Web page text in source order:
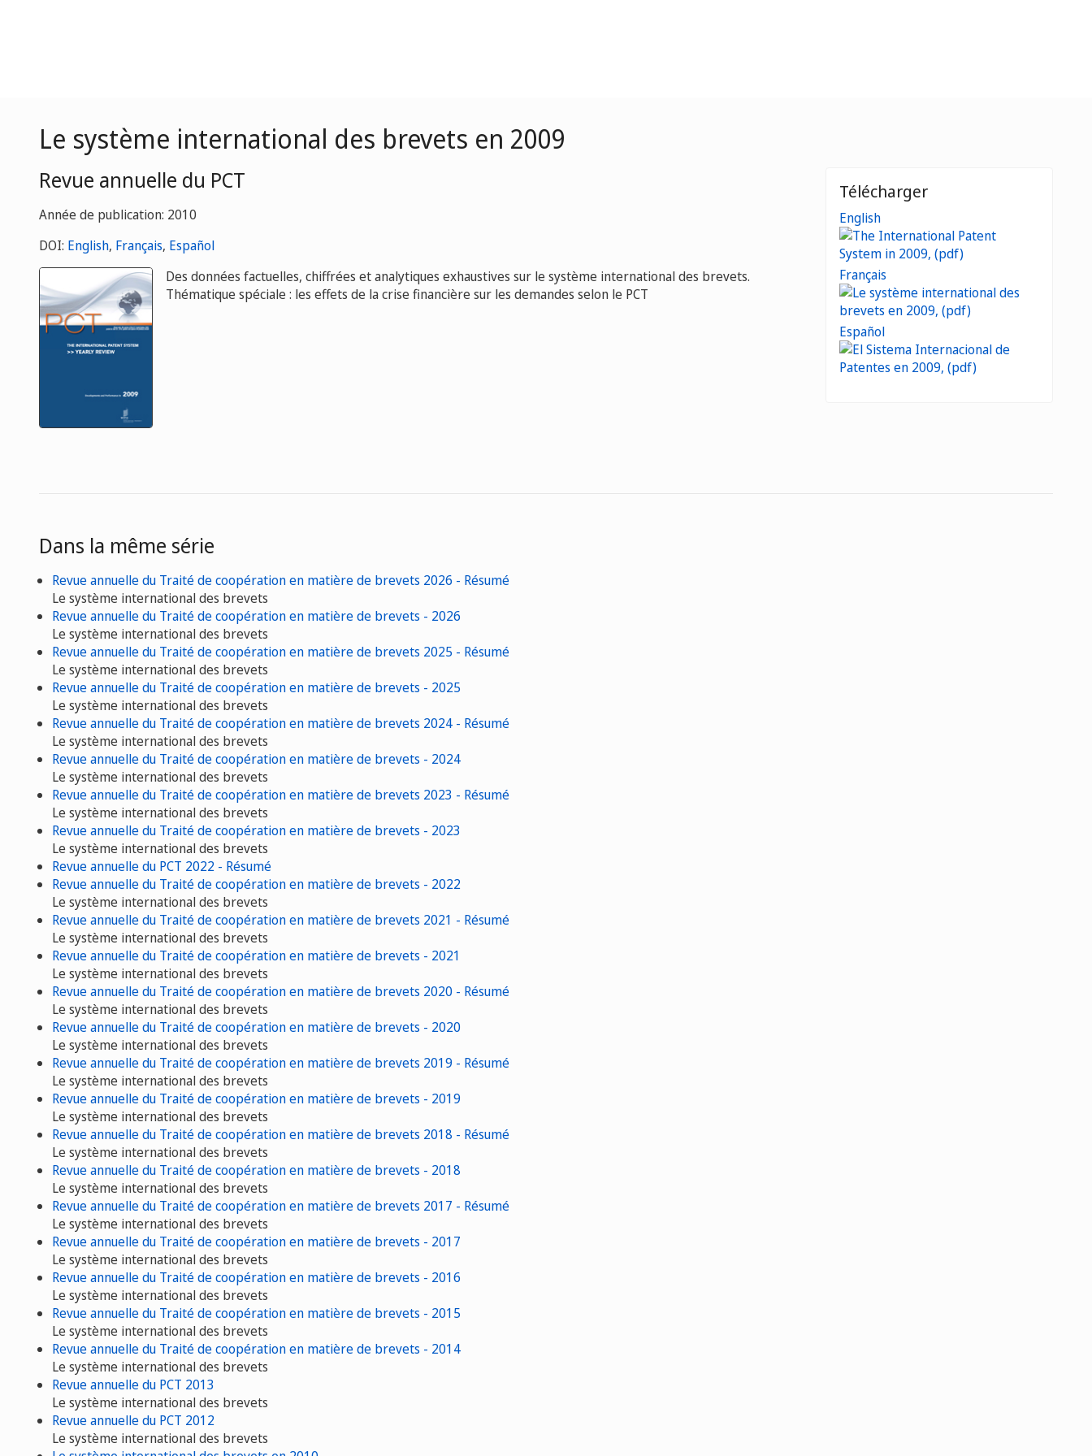
Le système international des brevets en 2009
Revue annuelle du PCT
Année de publication: 2010
DOI: English, Français, Español
Des données factuelles, chiffrées et analytiques exhaustives sur le système international des brevets.
Thématique spéciale : les effets de la crise financière sur les demandes selon le PCT
Télécharger
English
Français
Español
Dans la même série
Revue annuelle du Traité de coopération en matière de brevets 2026 - Résumé
Le système international des brevets
Revue annuelle du Traité de coopération en matière de brevets - 2026
Le système international des brevets
Revue annuelle du Traité de coopération en matière de brevets 2025 - Résumé
Le système international des brevets
Revue annuelle du Traité de coopération en matière de brevets - 2025
Le système international des brevets
Revue annuelle du Traité de coopération en matière de brevets 2024 - Résumé
Le système international des brevets
Revue annuelle du Traité de coopération en matière de brevets - 2024
Le système international des brevets
Revue annuelle du Traité de coopération en matière de brevets 2023 - Résumé
Le système international des brevets
Revue annuelle du Traité de coopération en matière de brevets - 2023
Le système international des brevets
Revue annuelle du PCT 2022 - Résumé
Revue annuelle du Traité de coopération en matière de brevets - 2022
Le système international des brevets
Revue annuelle du Traité de coopération en matière de brevets 2021 - Résumé
Le système international des brevets
Revue annuelle du Traité de coopération en matière de brevets - 2021
Le système international des brevets
Revue annuelle du Traité de coopération en matière de brevets 2020 - Résumé
Le système international des brevets
Revue annuelle du Traité de coopération en matière de brevets - 2020
Le système international des brevets
Revue annuelle du Traité de coopération en matière de brevets 2019 - Résumé
Le système international des brevets
Revue annuelle du Traité de coopération en matière de brevets - 2019
Le système international des brevets
Revue annuelle du Traité de coopération en matière de brevets 2018 - Résumé
Le système international des brevets
Revue annuelle du Traité de coopération en matière de brevets - 2018
Le système international des brevets
Revue annuelle du Traité de coopération en matière de brevets 2017 - Résumé
Le système international des brevets
Revue annuelle du Traité de coopération en matière de brevets - 2017
Le système international des brevets
Revue annuelle du Traité de coopération en matière de brevets - 2016
Le système international des brevets
Revue annuelle du Traité de coopération en matière de brevets - 2015
Le système international des brevets
Revue annuelle du Traité de coopération en matière de brevets - 2014
Le système international des brevets
Revue annuelle du PCT 2013
Le système international des brevets
Revue annuelle du PCT 2012
Le système international des brevets